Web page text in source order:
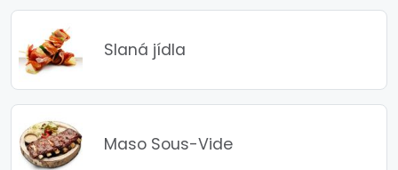
Slaná jídla
Maso Sous-Vide